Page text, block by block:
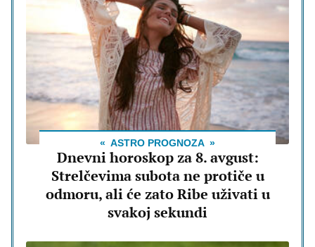
ASTRO PROGNOZA
Dnevni horoskop za 8. avgust:
Strelčevima subota ne protiče u
odmoru, ali će zato Ribe uživati u
svakoj sekundi